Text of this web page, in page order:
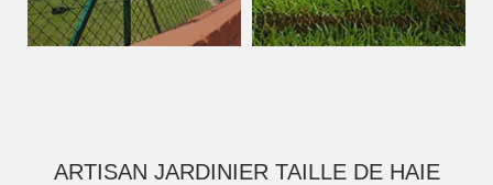
ARTISAN JARDINIER TAILLE DE HAIE